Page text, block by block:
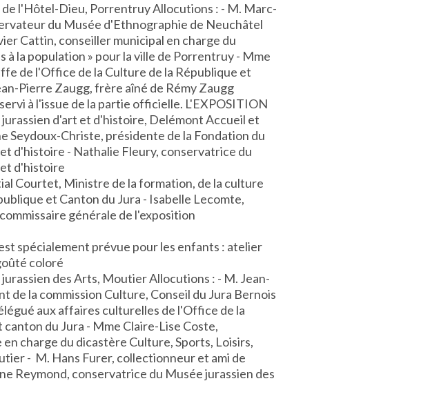
de l'Hôtel-Dieu, Porrentruy Allocutions : - M. Marc-
du Musée d'Ethnographie de Neuchâtel
Cattin, conseiller municipal en charge du
à la population » pour la ville de Porrentruy - Mme
de l'Office de la Culture de la République et
Pierre Zaugg, frère aîné de Rémy Zaugg
à l'issue de la partie officielle. L'EXPOSITION
jurassien d'art et d'histoire, Delémont Accueil et
Seydoux-Christe, présidente de la Fondation du
d'histoire - Nathalie Fleury, conservatrice du
d'histoire
Courtet, Ministre de la formation, de la culture
et Canton du Jura - Isabelle Lecomte,
générale de l'exposition
spécialement prévue pour les enfants : atelier
coloré
des Arts, Moutier Allocutions : - M. Jean-
de la commission Culture, Conseil du Jura Bernois
aux affaires culturelles de l'Office de la
du Jura - Mme Claire-Lise Coste,
charge du dicastère Culture, Sports, Loisirs,
- M. Hans Furer, collectionneur et ami de
Reymond, conservatrice du Musée jurassien des